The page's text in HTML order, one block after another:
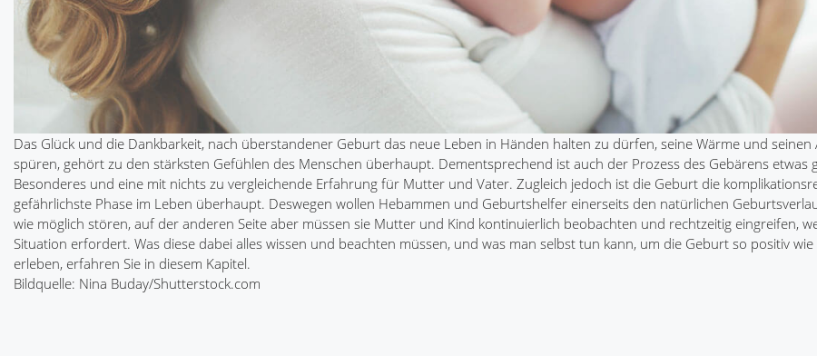
Das Glück und die Dankbarkeit, nach überstandener Geburt das neue Leben in Händen halten zu dürfen, seine Wärme und seinen
spüren, gehört zu den stärksten Gefühlen des Menschen überhaupt. Dementsprechend ist auch der Prozess des Gebärens etwas
Besonderes und eine mit nichts zu vergleichende Erfahrung für Mutter und Vater. Zugleich jedoch ist die Geburt die
gefährlichste Phase im Leben überhaupt. Deswegen wollen Hebammen und Geburtshelfer einerseits den natürlichen
wie möglich stören, auf der anderen Seite aber müssen sie Mutter und Kind kontinuierlich beobachten und rechtzeitig eingreifen,
Situation erfordert. Was diese dabei alles wissen und beachten müssen, und was man selbst tun kann, um die Geburt so positiv wie
erleben, erfahren Sie in diesem Kapitel.
Bildquelle: Nina Buday/Shutterstock.com